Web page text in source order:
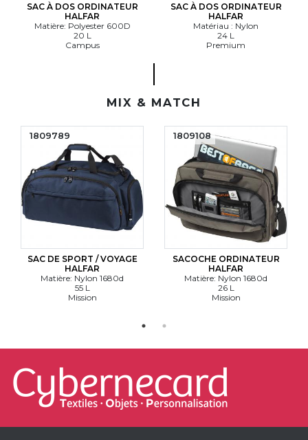
SAC À DOS ORDINATEUR
HALFAR
Matière: Polyester 600D
20 L
Campus
SAC À DOS ORDINATEUR
HALFAR
Matériau : Nylon
24 L
Premium
MIX & MATCH
SAC DE SPORT / VOYAGE
HALFAR
Matière: Nylon 1680d
55 L
Mission
1809789
SACOCHE ORDINATEUR
HALFAR
Matière: Nylon 1680d
26 L
Mission
1809108